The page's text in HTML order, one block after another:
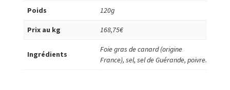
Poids 120g
Prix au kg 168,75€
Ingrédients
Foie gras de canard (origine
France), sel, sel de Guérande, poivre.